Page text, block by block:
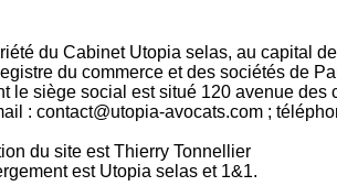
du Cabinet Utopia selas, au capital
du commerce et des sociétés de
le siège social est situé 120 avenue des
: contact@utopia-avocats.com ;
du site est Thierry Tonnellier
est Utopia selas et 1&1.